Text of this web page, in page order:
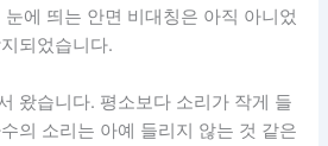
에 띄는 안면 비대칭은 아직 아니었
되었습니다.
왔습니다. 평소보다 소리가 작게 들
의 소리는 아예 들리지 않는 것 같은